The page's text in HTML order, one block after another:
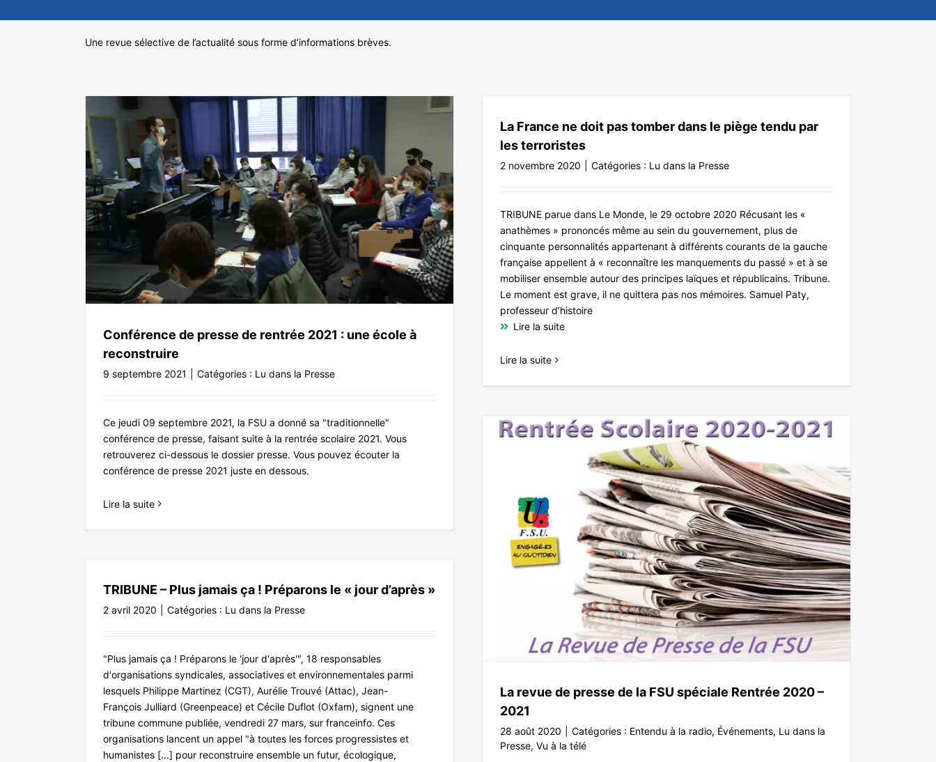
Une revue sélective de l’actualité sous forme d’informations brèves.
Conférence de presse de rentrée 2021 : une école à
reconstruire
9 septembre 2021 Catégories : Lu dans la Presse
Ce jeudi 09 septembre 2021, la FSU a donné sa "traditionnelle"
conférence de presse, faisant suite à la rentrée scolaire 2021. Vous
retrouverez ci-dessous le dossier presse. Vous pouvez écouter la
conférence de presse 2021 juste en dessous.
Lire la suite
La France ne doit pas tomber dans le piège tendu par
les terroristes
2 novembre 2020 Catégories : Lu dans la Presse
TRIBUNE parue dans Le Monde, le 29 octobre 2020 Récusant les «
anathèmes » prononcés même au sein du gouvernement, plus de
cinquante personnalités appartenant à différents courants de la gauche
française appellent à « reconnaître les manquements du passé » et à se
mobiliser ensemble autour des principes laïques et républicains. Tribune.
Le moment est grave, il ne quittera pas nos mémoires. Samuel Paty,
professeur d’histoire
Lire la suite
Lire la suite
La revue de presse de la FSU spéciale Rentrée 2020 –
2021
28 août 2020 Catégories : Entendu à la radio, Événements, Lu dans la
Presse, Vu à la télé
TRIBUNE – Plus jamais ça ! Préparons le « jour d’après »
2 avril 2020 Catégories : Lu dans la Presse
"Plus jamais ça ! Préparons le 'jour d'après'", 18 responsables
d'organisations syndicales, associatives et environnementales parmi
lesquels Philippe Martinez (CGT), Aurélie Trouvé (Attac), Jean-
François Julliard (Greenpeace) et Cécile Duflot (Oxfam), signent une
tribune commune publiée, vendredi 27 mars, sur franceinfo. Ces
organisations lancent un appel "à toutes les forces progressistes et
humanistes [...] pour reconstruire ensemble un futur, écologique,